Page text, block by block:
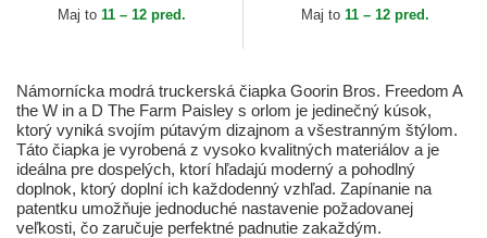
Tree The Farm Goorin...
Maj to 11 – 12 pred.
Element The Farm Goorin
Maj to 11 – 12 pred.
Námornícka modrá truckerská čiapka Goorin Bros. Freedom A
the W in a D The Farm Paisley s orlom je jedinečný kúsok,
ktorý vyniká svojím pútavým dizajnom a všestranným štýlom.
Táto čiapka je vyrobená z vysoko kvalitných materiálov a je
ideálna pre dospelých, ktorí hľadajú moderný a pohodlný
doplnok, ktorý doplní ich každodenný vzhľad. Zapínanie na
patentku umožňuje jednoduché nastavenie požadovanej
veľkosti, čo zaručuje perfektné padnutie zakaždým.